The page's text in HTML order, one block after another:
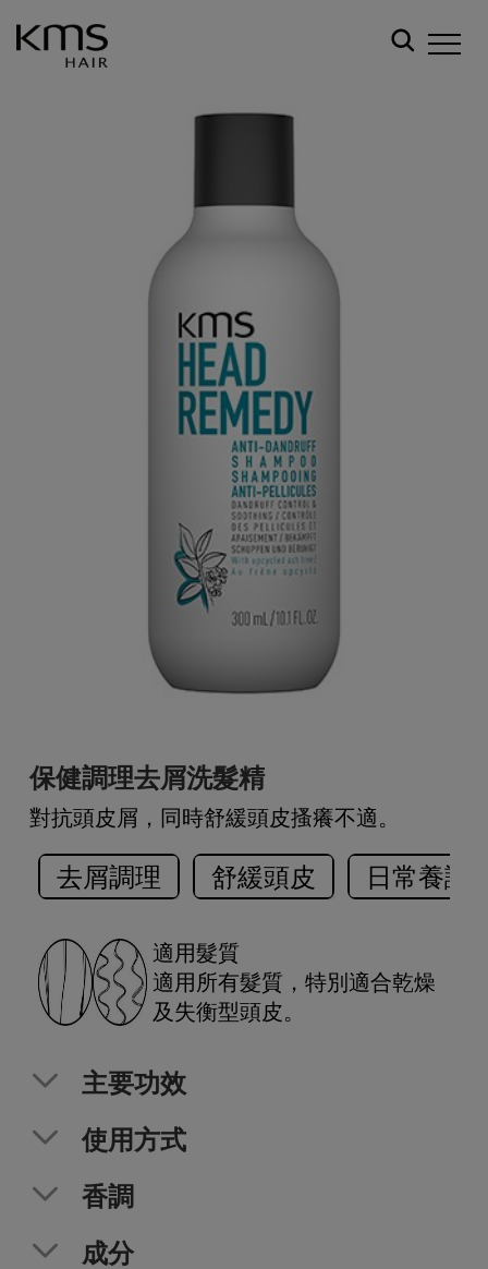
保健調理去屑洗髮精
對抗頭皮屑，同時舒緩頭皮搔癢不適。
去屑調理 舒緩頭皮 日常養護
適用髮質
適用所有髮質，特別適合乾燥
及失衡型頭皮。
主要功效
使用方式
香調
成分